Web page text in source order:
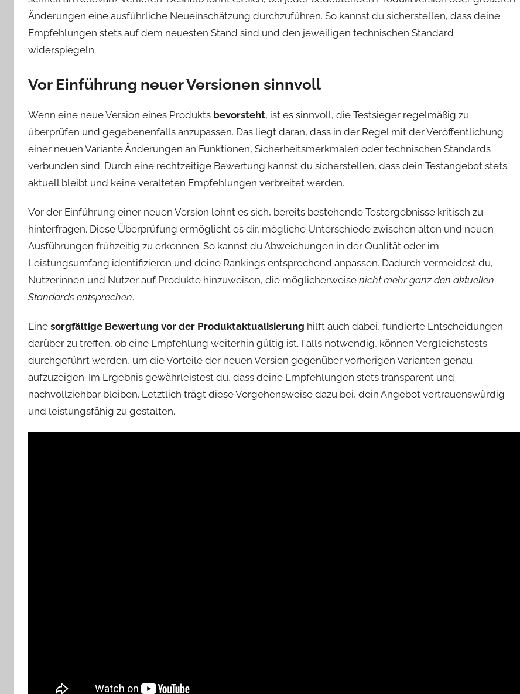
Änderungen eine ausführliche Neueinschätzung durchzuführen. So kannst du sicherstellen, dass deine
Empfehlungen stets auf dem neuesten Stand sind und den jeweiligen technischen Standard
widerspiegeln.
Vor Einführung neuer Versionen sinnvoll
Wenn eine neue Version eines Produkts bevorsteht, ist es sinnvoll, die Testsieger regelmäßig zu
überprüfen und gegebenenfalls anzupassen. Das liegt daran, dass in der Regel mit der Veröffentlichung
einer neuen Variante Änderungen an Funktionen, Sicherheitsmerkmalen oder technischen Standards
verbunden sind. Durch eine rechtzeitige Bewertung kannst du sicherstellen, dass dein Testangebot stets
aktuell bleibt und keine veralteten Empfehlungen verbreitet werden.
Vor der Einführung einer neuen Version lohnt es sich, bereits bestehende Testergebnisse kritisch zu
hinterfragen. Diese Überprüfung ermöglicht es dir, mögliche Unterschiede zwischen alten und neuen
Ausführungen frühzeitig zu erkennen. So kannst du Abweichungen in der Qualität oder im
Leistungsumfang identifizieren und deine Rankings entsprechend anpassen. Dadurch vermeidest du,
Nutzerinnen und Nutzer auf Produkte hinzuweisen, die möglicherweise nicht mehr ganz den aktuellen
Standards entsprechen.
Eine sorgfältige Bewertung vor der Produktaktualisierung hilft auch dabei, fundierte Entscheidungen
darüber zu treffen, ob eine Empfehlung weiterhin gültig ist. Falls notwendig, können Vergleichstests
durchgeführt werden, um die Vorteile der neuen Version gegenüber vorherigen Varianten genau
aufzuzeigen. Im Ergebnis gewährleistest du, dass deine Empfehlungen stets transparent und
nachvollziehbar bleiben. Letztlich trägt diese Vorgehensweise dazu bei, dein Angebot vertrauenswürdig
und leistungsfähig zu gestalten.